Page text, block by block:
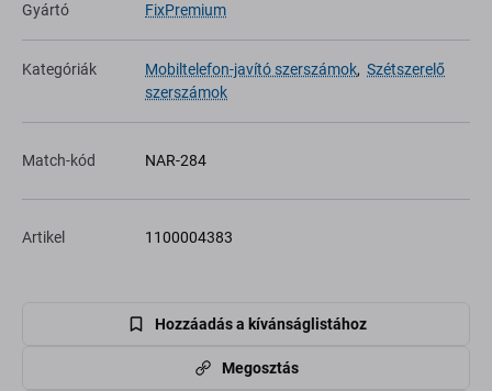
Gyártó FixPremium
Kategóriák Mobiltelefon-javító szerszámok, Szétszerelő
szerszámok
Match-kód NAR-284
Artikel 1100004383
Hozzáadás a kívánságlistához
Megosztás